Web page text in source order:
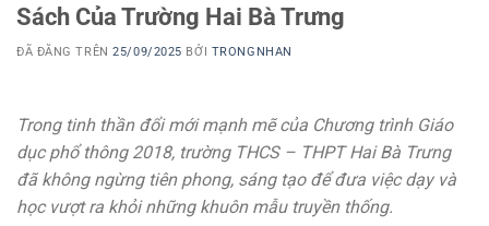
Sách Của Trường Hai Bà Trưng
ĐÃ ĐĂNG TRÊN25/09/2025 BỞI TRONGNHAN
Trong tinh thần đổi mới mạnh mẽ của Chương trình Giáo
dục phổ thông 2018, trường THCS – THPT Hai Bà Trưng
đã không ngừng tiên phong, sáng tạo để đưa việc dạy và
học vượt ra khỏi những khuôn mẫu truyền thống.